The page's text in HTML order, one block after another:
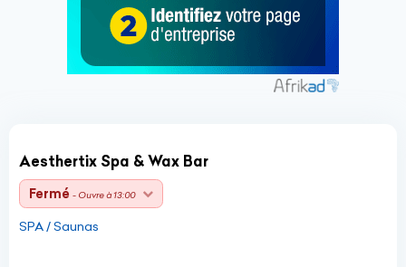
Aesthertix Spa & Wax Bar
Fermé - Ouvre à 13:00
SPA / Saunas